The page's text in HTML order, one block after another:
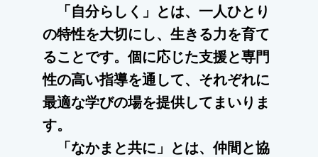
「自分らしく」とは、一人ひとり
の特性を大切にし、生きる力を育て
ることです。個に応じた支援と専門
性の高い指導を通して、それぞれに
最適な学びの場を提供してまいりま
す。
「なかまと共に」とは、仲間と協